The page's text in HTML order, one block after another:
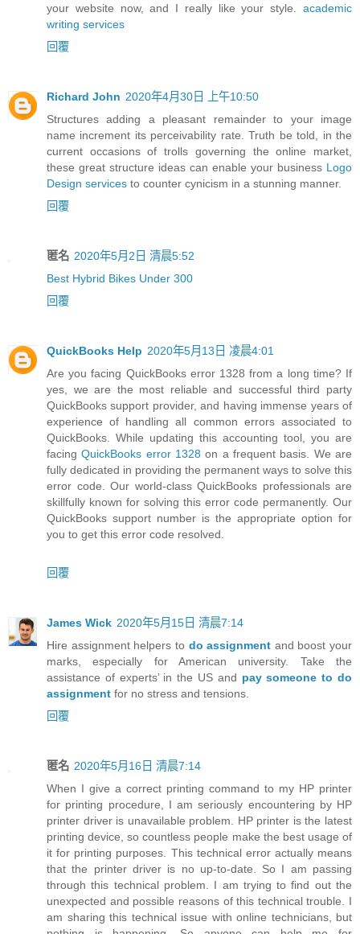
your website now, and I really like your style. academic
writing services
回覆
Richard John 2020年4月30日 上午10:50
Structures adding a pleasant remainder to your image
name increment its perceivability rate. Truth be told, in the
current occasions of trolls governing the online market,
these great structure ideas can enable your business Logo
Design services to counter cynicism in a stunning manner.
回覆
匿名 2020年5月2日 清晨5:52
Best Hybrid Bikes Under 300
回覆
QuickBooks Help 2020年5月13日 凌晨4:01
Are you facing QuickBooks error 1328 from a long time? If
yes, we are the most reliable and successful third party
QuickBooks support provider, and having immense years of
experience of handling all common errors associated to
QuickBooks. While updating this accounting tool, you are
facingQuickBooks error 1328 on a frequent basis. We are
fully dedicated in providing the permanent ways to solve this
error code. Our world-class QuickBooks professionals are
skillfully known for solving this error code permanently. Our
QuickBooks support number is the appropriate option for
you to get this error code resolved.
回覆
James Wick 2020年5月15日 清晨7:14
Hire assignment helpers to do assignment and boost your
marks, especially for American university. Take the
assistance of experts’ in the US and pay someone to do
assignment for no stress and tensions.
回覆
匿名 2020年5月16日 清晨7:14
When I give a correct printing command to my HP printer
for printing procedure, I am seriously encountering by HP
printer driver is unavailable problem. HP printer is the latest
printing device, so countless people make the best usage of
it for printing purposes. This technical error actually means
that the printer driver is no up-to-date. So I am passing
through this technical problem. I am trying to find out the
unexpected and possible reasons of this technical trouble. I
am sharing this technical issue with online technicians, but